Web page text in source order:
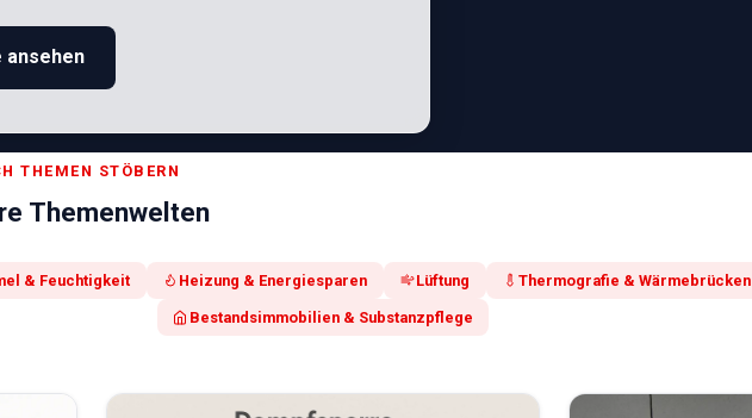
ansehen
THEMEN STÖBERN
Themenwelten
& Feuchtigkeit Heizung & Energiesparen Lüftung Thermografie & Wärmebrücken
Bestandsimmobilien & Substanzpflege